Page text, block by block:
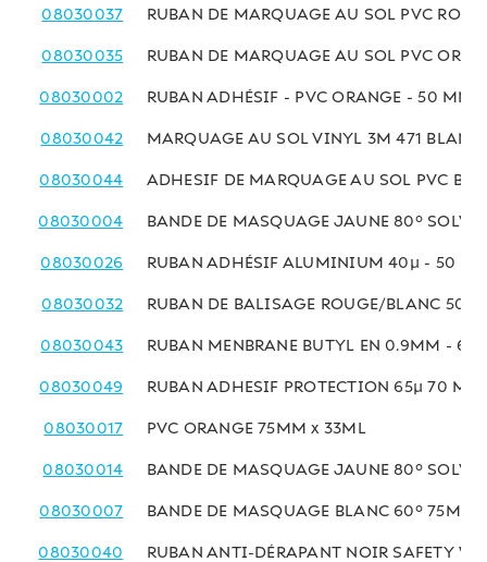
08030037 RUBAN DE MARQUAGE AU SOL PVC
08030035 RUBAN DE MARQUAGE AU SOL PVC
08030002 RUBAN ADHÉSIF - PVC ORANGE - 50 MM
08030042 MARQUAGE AU SOL VINYL 3M 471
08030044 ADHESIF DE MARQUAGE AU SOL PVC
08030004 BANDE DE MASQUAGE JAUNE 80°
08030026 RUBAN ADHÉSIF ALUMINIUM 40µ - 50
08030032 RUBAN DE BALISAGE ROUGE/BLANC 50
08030043 RUBAN MENBRANE BUTYL EN 0.9MM -
08030049 RUBAN ADHESIF PROTECTION 65µ 70
08030017 PVC ORANGE 75MM x 33ML
08030014 BANDE DE MASQUAGE JAUNE 80°
08030007 BANDE DE MASQUAGE BLANC 60° 75MM
08030040 RUBAN ANTI-DÉRAPANT NOIR SAFETY